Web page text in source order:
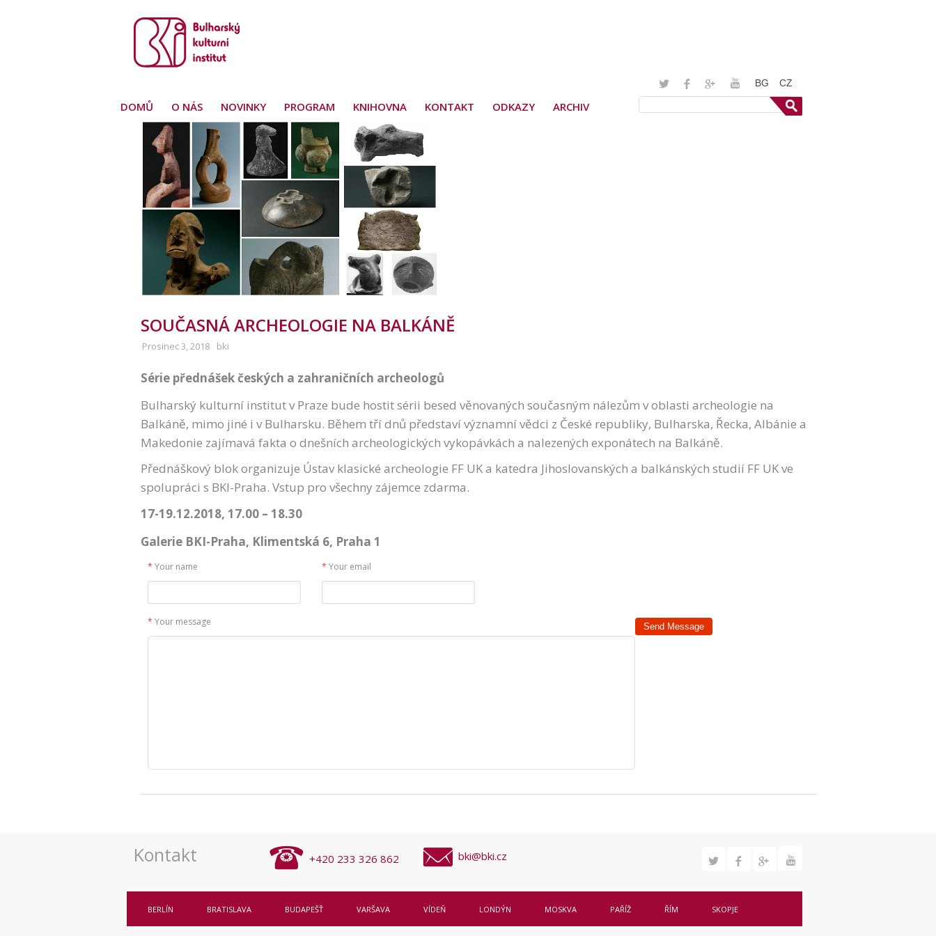
BG CZ
DOMŮ O NÁS NOVINKY PROGRAM KNIHOVNA KONTAKT ODKAZY ARCHIV
SOUČASNÁ ARCHEOLOGIE NA BALKÁNĚ
Prosinec 3, 2018 bki
Série přednášek českých a zahraničních archeologů
Bulharský kulturní institut v Praze bude hostit sérii besed věnovaných současným nálezům v oblasti archeologie na
Balkáně, mimo jiné i v Bulharsku. Během tří dnů představí významní vědci z České republiky, Bulharska, Řecka, Albánie a
Makedonie zajímavá fakta o dnešních archeologických vykopávkách a nalezených exponátech na Balkáně.
Přednáškový blok organizuje Ústav klasické archeologie FF UK a katedra Jihoslovanských a balkánských studií FF UK ve
spolupráci s BKI-Praha. Vstup pro všechny zájemce zdarma.
17-19.12.2018, 17.00 – 18.30
Galerie BKI-Praha, Klimentská 6, Praha 1
* Your name * Your email
* Your message
Kontakt +420 233 326 862 bki@bki.cz
BERLÍN BRATISLAVA BUDAPEŠŤ VARŠAVA VÍDEŇ LONDÝN MOSKVA PAŘÍŽ ŘÍM SKOPJE